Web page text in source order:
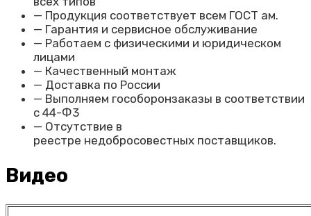
— Продукция соответствует всем ГОСТ ам.
— Гарантия и сервисное обслуживание
— Работаем с физическими и юридическом
лицами
— Качественный монтаж
— Доставка по России
— Выполняем гособоронзаказы в соответствии
с 44-Ф3
— Отсутствие в
реестре недобросовестных поставщиков.
Видео